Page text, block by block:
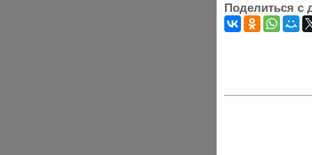
Поделиться с